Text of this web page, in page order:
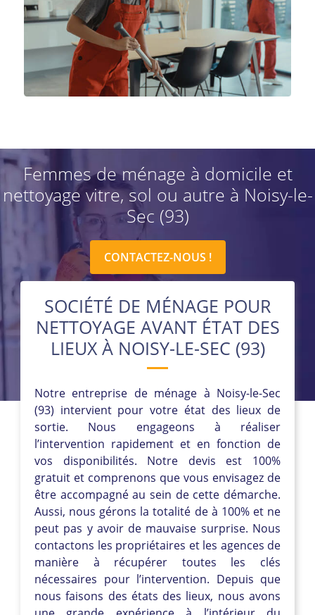
Femmes de ménage à domicile et
nettoyage vitre, sol ou autre à Noisy-le-
Sec (93)
CONTACTEZ-NOUS !
SOCIÉTÉ DE MÉNAGE POUR
NETTOYAGE AVANT ÉTAT DES
LIEUX À NOISY-LE-SEC (93)
Notre entreprise de ménage à Noisy-le-Sec
(93) intervient pour votre état des lieux de
sortie. Nous engageons à réaliser
l’intervention rapidement et en fonction de
vos disponibilités. Notre devis est 100%
gratuit et comprenons que vous envisagez de
être accompagné au sein de cette démarche.
Aussi, nous gérons la totalité de à 100% et ne
peut pas y avoir de mauvaise surprise. Nous
contactons les propriétaires et les agences de
manière à récupérer toutes les clés
nécessaires pour l’intervention. Depuis que
nous faisons des états des lieux, nous avons